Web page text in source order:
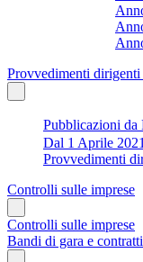
Provvedimenti
Pubblicazioni da
Dal 1 Aprile 2021
Provvedimenti
Controlli sulle imprese
Controlli sulle imprese
Bandi di gara e contratti